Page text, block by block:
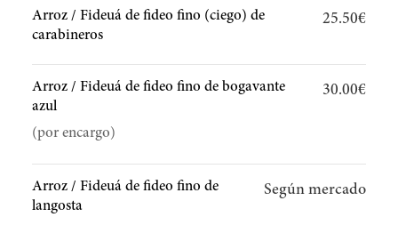
Arroz / Fideuá de fideo fino (ciego) de
carabineros
25.50€
Arroz / Fideuá de fideo fino de bogavante
azul
30.00€
(por encargo)
Arroz / Fideuá de fideo fino de
langosta
Según mercado